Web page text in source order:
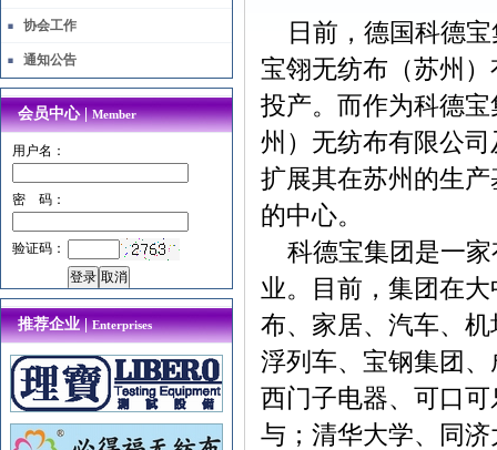
日前，德国科德宝
宝翎无纺布（苏州
投产。而作为科德
州）无纺布有限公
扩展其在苏州的生
的中心。
科德宝集团是一家
业。目前，集团在
布、家居、汽车、
浮列车、宝钢集团
西门子电器、可口
与；清华大学、同
协会工作
通知公告
会员中心 |Member
用户名：
密 码：
验证码：
推荐企业 |Enterprises